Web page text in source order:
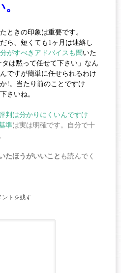
ときの印象は重要です。
ら、短くても1ヶ月は連絡し
がすべきアドバイスも聞いた
タは黙って任せて下さい」なん
ですが簡単に任せられるわけ
!。当たり前のことですけ
さいね。
判は分かりにくいんですけ
準は実は明確です。自分で十
たほうがいいこと も読んでく
ントを残す